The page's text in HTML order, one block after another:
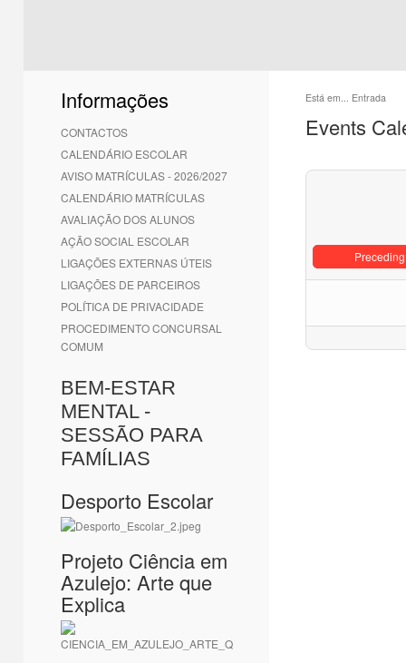
Informações
CONTACTOS
CALENDÁRIO ESCOLAR
AVISO MATRÍCULAS - 2026/2027
CALENDÁRIO MATRÍCULAS
AVALIAÇÃO DOS ALUNOS
AÇÃO SOCIAL ESCOLAR
LIGAÇÕES EXTERNAS ÚTEIS
LIGAÇÕES DE PARCEIROS
POLÍTICA DE PRIVACIDADE
PROCEDIMENTO CONCURSAL
COMUM
BEM-ESTAR
MENTAL -
SESSÃO PARA
FAMÍLIAS
Desporto Escolar
Projeto Ciência em
Azulejo: Arte que
Explica
Está em... Entrada
Events